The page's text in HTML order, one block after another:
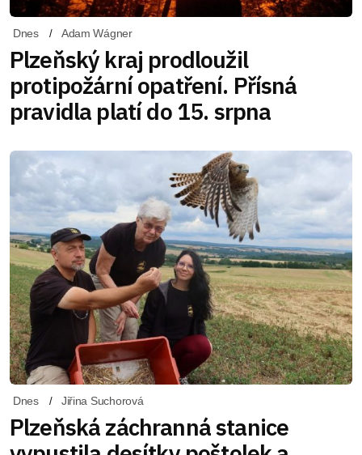
Dnes Adam Wágner
Plzeňský kraj prodloužil
protipožární opatření. Přísná
pravidla platí do 15. srpna
Dnes Jiřina Suchorová
Plzeňská záchranná stanice